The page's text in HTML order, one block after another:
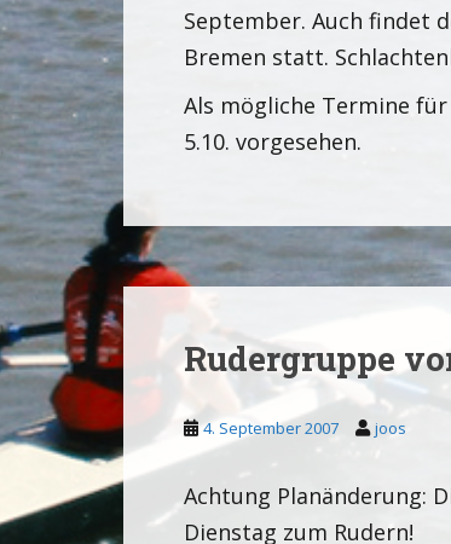
September. Auch findet
Bremen statt.
Als mögliche Termine
5.10. vorgesehen.
Rudergruppe
4. September 2007 joos
Achtung Planänderung:
Dienstag zum Rudern!